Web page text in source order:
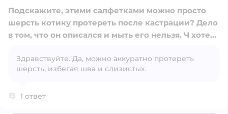
Открыть вопрос
Подскажите, этими салфетками можно просто
шерсть котику протереть после кастрации? Дело
в том, что он описался и мыть его нельзя. Ч хотела
Здравствуйте. Да, можно аккуратно протереть
шерсть, избегая шва и слизистых.
1 ответ